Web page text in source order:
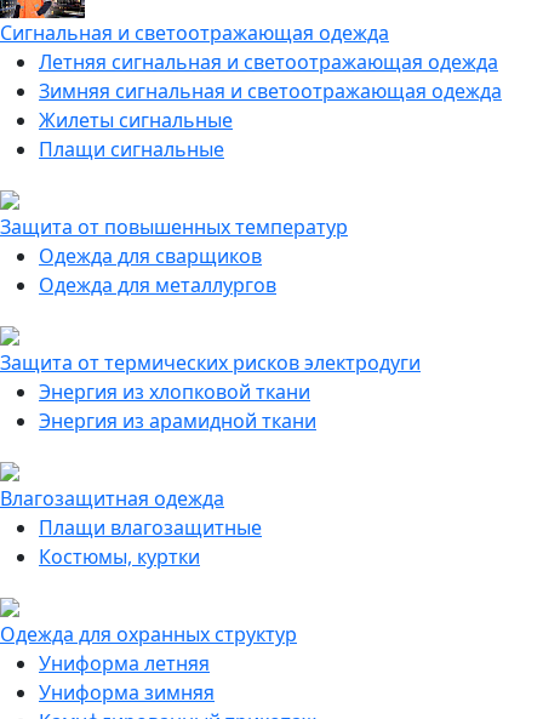
Сигнальная и светоотражающая одежда
Летняя сигнальная и светоотражающая одежда
Зимняя сигнальная и светоотражающая одежда
Жилеты сигнальные
Плащи сигнальные
Защита от повышенных температур
Одежда для сварщиков
Одежда для металлургов
Защита от термических рисков электродуги
Энергия из хлопковой ткани
Энергия из арамидной ткани
Влагозащитная одежда
Плащи влагозащитные
Костюмы, куртки
Одежда для охранных структур
Униформа летняя
Униформа зимняя